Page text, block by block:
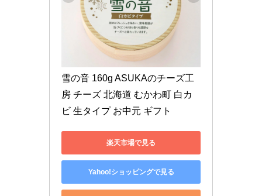
雪の音 160g ASUKAのチーズ工
房 チーズ 北海道 むかわ町 白カ
ビ 生タイプ お中元 ギフト
楽天市場で見る
Yahoo!ショッピングで見る